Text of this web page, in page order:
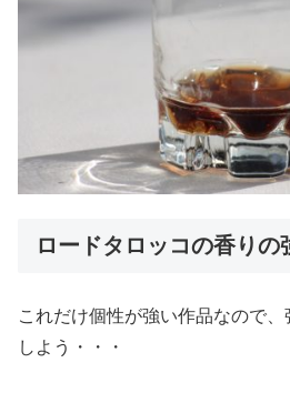
ロードタロッコの香りの
これだけ個性が強い作品なので
しよう・・・